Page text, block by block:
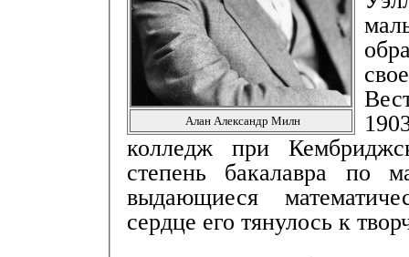
Алан Александр Милн
колледж при
степень бакалавра по
выдающиеся
сердце его тянулось к